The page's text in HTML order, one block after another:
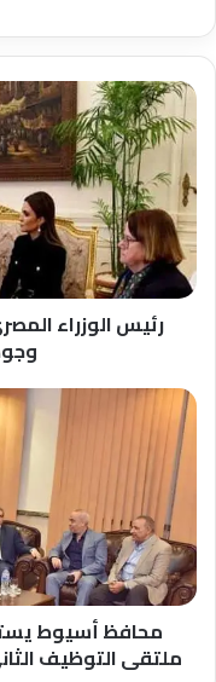
رئيس
الوزراء
المصري
يلتقى
رئيس
البنك
الاوربي
في
وجود
وزيرة
الاستثمار
رئيس الوزراء
محافظ
أسيوط
يستقبل
وزير
القوى
العاملة
لافتتاح
ملتقى
التوظيف
واطلاق
محافظ أسيوط
ملتقى التوظيف